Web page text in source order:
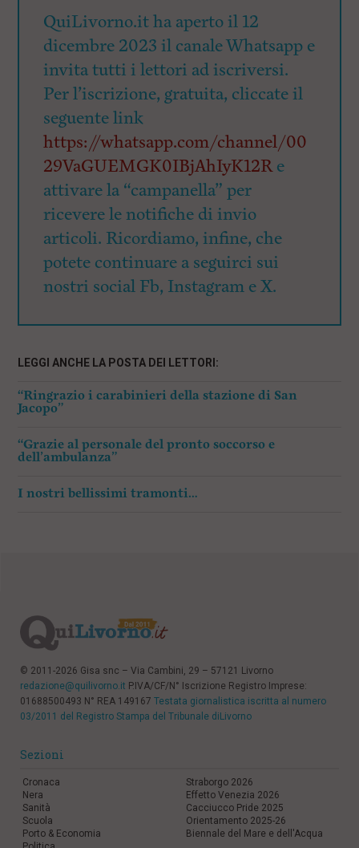
QuiLivorno.it ha aperto il 12
dicembre 2023 il canale Whatsapp e
invita tutti i lettori ad iscriversi.
Per l’iscrizione, gratuita, cliccate il
seguente link
https://whatsapp.com/channel/00
29VaGUEMGK0IBjAhIyK12Re
attivare la “campanella” per
ricevere le notifiche di invio
articoli. Ricordiamo, infine, che
potete continuare a seguirci sui
nostri social Fb, Instagram e X.
LEGGI ANCHE LA POSTA DEI LETTORI:
“Ringrazio i carabinieri della stazione di San
Jacopo”
“Grazie al personale del pronto soccorso e
dell’ambulanza”
I nostri bellissimi tramonti…
© 2011-2026 Gisa snc – Via Cambini, 29 – 57121 Livorno
redazione@quilivorno.it P.IVA/CF/N° Iscrizione Registro Imprese:
01688500493 N° REA 149167 Testata giornalistica iscritta al numero
03/2011 del Registro Stampa del Tribunale diLivorno
Sezioni
Cronaca
Nera
Sanità
Scuola
Porto & Economia
Straborgo 2026
Effetto Venezia 2026
Cacciucco Pride 2025
Orientamento 2025-26
Biennale del Mare e dell'Acqua